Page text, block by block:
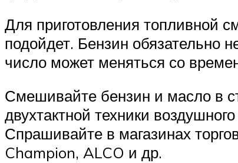
Для приготовления топливной
подойдет. Бензин обязательно
число может меняться со
Смешивайте бензин и масло в
двухтактной техники
Спрашивайте в магазинах
Champion, ALCO и др.